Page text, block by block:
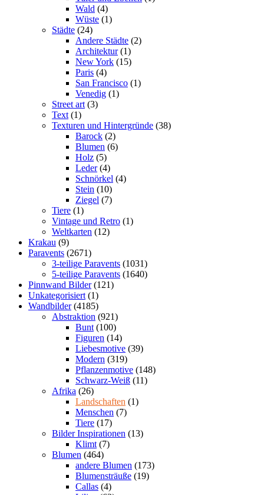
Wald (4)
Wüste (1)
Städte (24)
Andere Städte (2)
Architektur (1)
New York (15)
Paris (4)
San Francisco (1)
Venedig (1)
Street art (3)
Text (1)
Texturen und Hintergründe (38)
Barock (2)
Blumen (6)
Holz (5)
Leder (4)
Schnörkel (4)
Stein (10)
Ziegel (7)
Tiere (1)
Vintage und Retro (1)
Weltkarten (12)
Krakau (9)
Paravents (2671)
3-teilige Paravents (1031)
5-teilige Paravents (1640)
Pinnwand Bilder (121)
Unkategorisiert (1)
Wandbilder (4185)
Abstraktion (921)
Bunt (100)
Figuren (14)
Liebesmotive (39)
Modern (319)
Pflanzenmotive (148)
Schwarz-Weiß (11)
Afrika (26)
Landschaften (1)
Menschen (7)
Tiere (17)
Bilder Inspirationen (13)
Klimt (7)
Blumen (464)
andere Blumen (173)
Blumensträuße (19)
Callas (4)